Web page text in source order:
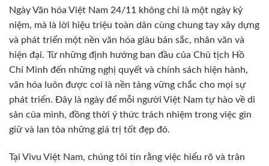
Ngày Văn hóa Việt Nam 24/11 không chỉ là một ngày kỷ
niệm, mà là lời hiệu triệu toàn dân cùng chung tay xây dựng
và phát triển một nền văn hóa giàu bản sắc, nhân văn và
hiện đại. Từ những định hướng ban đầu của Chủ tịch Hồ
Chí Minh đến những nghị quyết và chính sách hiện hành,
văn hóa luôn được coi là nền tảng vững chắc cho mọi sự
phát triển. Đây là ngày để mỗi người Việt Nam tự hào về di
sản của mình, đồng thời ý thức trách nhiệm trong việc gìn
giữ và lan tỏa những giá trị tốt đẹp đó.
Tại Vivu Việt Nam, chúng tôi tin rằng việc hiểu rõ và trân